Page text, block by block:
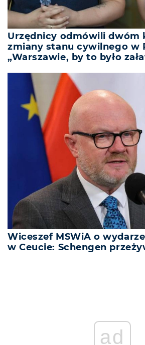
Urzędnicy odmówili dwóm
zmiany stanu cywilnego w
„Warszawie, by to było
Wiceszef MSWiA o
w Ceucie: Schengen
ad